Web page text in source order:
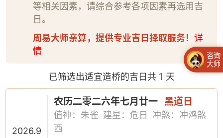
等相关因素，请综合参考各项因素再选用吉
日。
周易大师亲算，提供专业吉日择取服务！ 详
情
已筛选出适宜造桥的吉日共1 天
2026.9
农历二零二六年七月廿一 黑道日
值神：朱雀 建星：危日
冲煞：冲鸡煞
西
咨询
大师